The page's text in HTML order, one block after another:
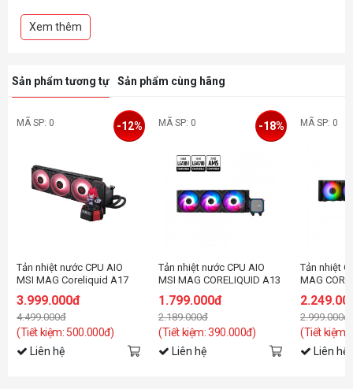
Xem thêm
Sản phẩm tương tự Sản phẩm cùng hãng
MÃ SP: 0
Tản nhiệt nước CPU AIO
MSI MAG Coreliquid A17
3.999.000đ
4.499.000đ
(Tiết kiệm: 500.000đ)
-12%
Liên hệ
MÃ SP: 0
Tản nhiệt nước CPU AIO
MSI MAG CORELIQUID A13
1.799.000đ
2.189.000đ
(Tiết kiệm: 390.000đ)
-18%
Liên hệ
MÃ SP: 0
Tản nhiệt
MAG
2.999.000đ
(Tiết kiệm:
Liên hệ